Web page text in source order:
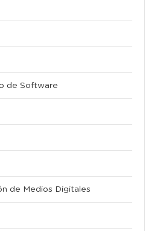
de Software
de Medios Digitales